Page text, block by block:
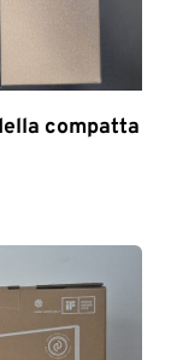
compatta